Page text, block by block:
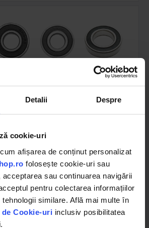
Detalii Despre
cookie-uri
afișarea de conținut personalizat
folosește cookie-uri sau
sau continuarea navigării
pentru colectarea informațiilor
similare. Află mai multe în
Cookie-uri inclusiv posibilitatea
Rulmenti